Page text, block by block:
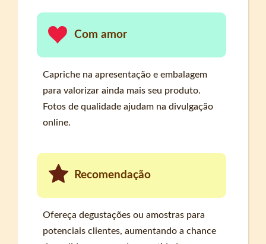
Com amor
Capriche na apresentação e embalagem
para valorizar ainda mais seu produto.
Fotos de qualidade ajudam na divulgação
online.
Recomendação
Ofereça degustações ou amostras para
potenciais clientes, aumentando a chance